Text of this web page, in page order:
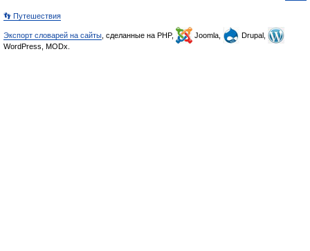
👣 Путешествия
Экспорт словарей на сайты , сделанные на PHP, Joomla,
Drupal,
WordPress, MODx.